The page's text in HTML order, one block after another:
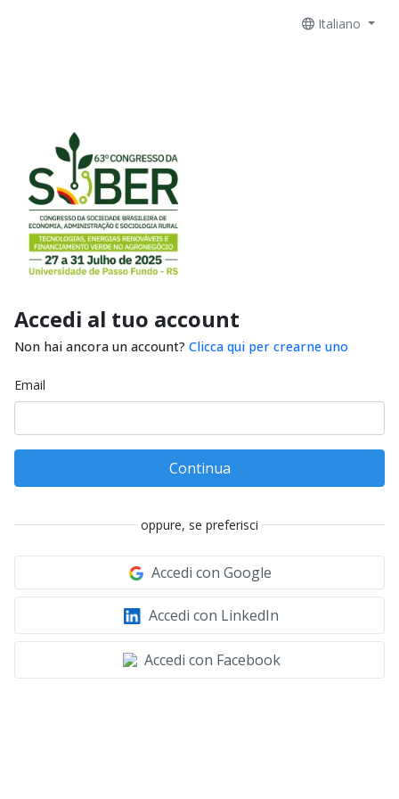
Italiano
Accedi al tuo account
Non hai ancora un account? Clicca qui per crearne uno
Email
Continua
oppure, se preferisci
Accedi con Google
Accedi con LinkedIn
Accedi con Facebook